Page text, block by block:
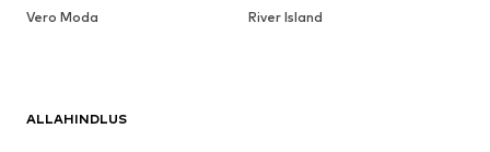
Vero Moda
River Island
ALLAHINDLUS